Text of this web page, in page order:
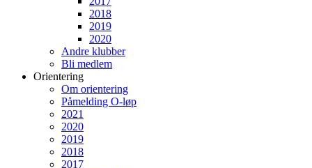
2018
2019
2020
Andre klubber
Bli medlem
Orientering
Om orientering
Påmelding O-løp
2021
2020
2019
2018
2017